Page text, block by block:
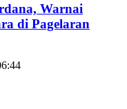
Warnai
di Pagelaran